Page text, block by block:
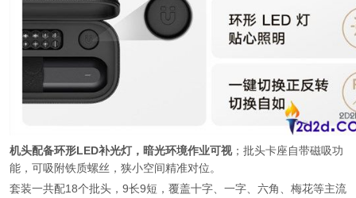
机头配备环形LED补光灯，暗光环境作业可视；批头卡座自带磁吸功
能，可吸附铁质螺丝，狭小空间精准对位。
套装一共配18个批头，9长9短，覆盖十字、一字、六角、梅花等主流